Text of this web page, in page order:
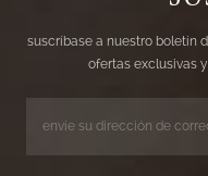
suscríbase a nuestro boletín
ofertas exclusivas